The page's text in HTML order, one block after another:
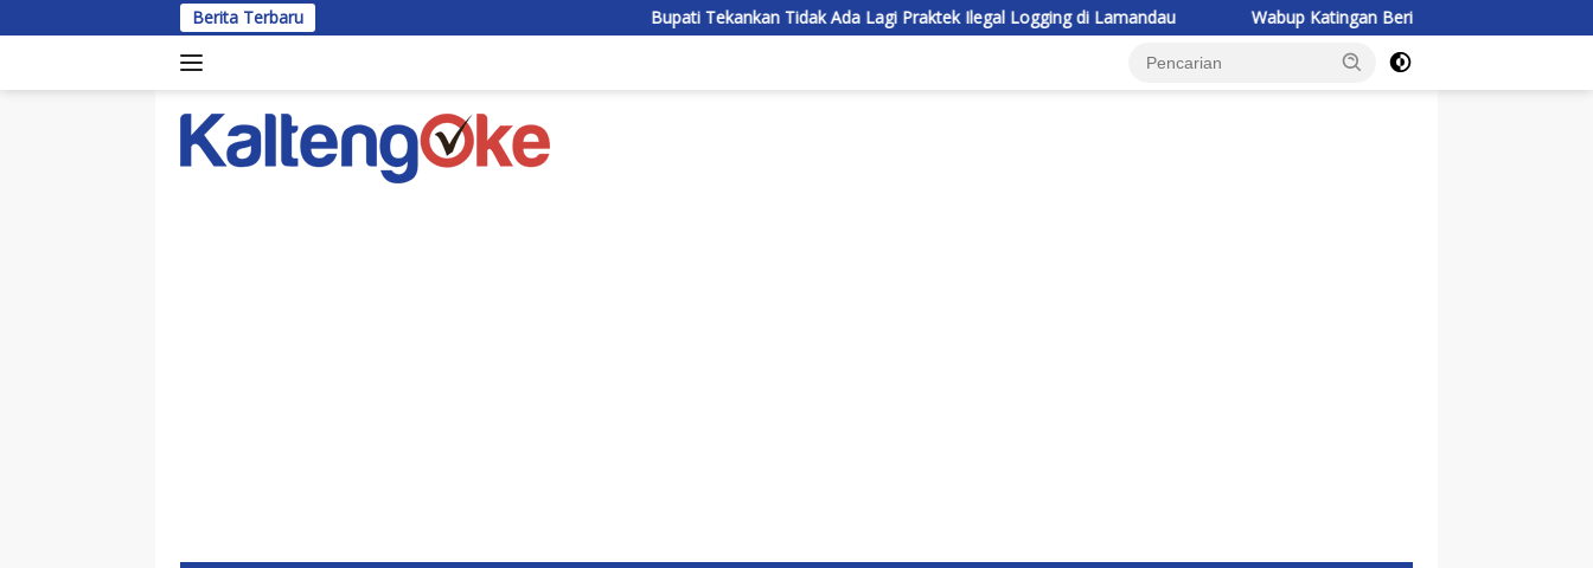
ke
Berita Terbaru Bupati Tekankan Tidak Ada Lagi Praktek Ilegal Logging di Lamandau Wabup Katingan Beri Pembekalan Kontingen Jambore Nasional